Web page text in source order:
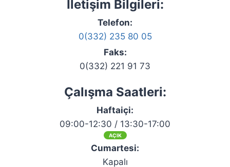
İletişim Bilgileri:
Telefon:
0(332) 235 80 05
Faks:
0(332) 221 91 73
Çalışma Saatleri:
Haftaiçi:
09:00-12:30 / 13:30-17:00
AÇIK
Cumartesi:
Kapalı